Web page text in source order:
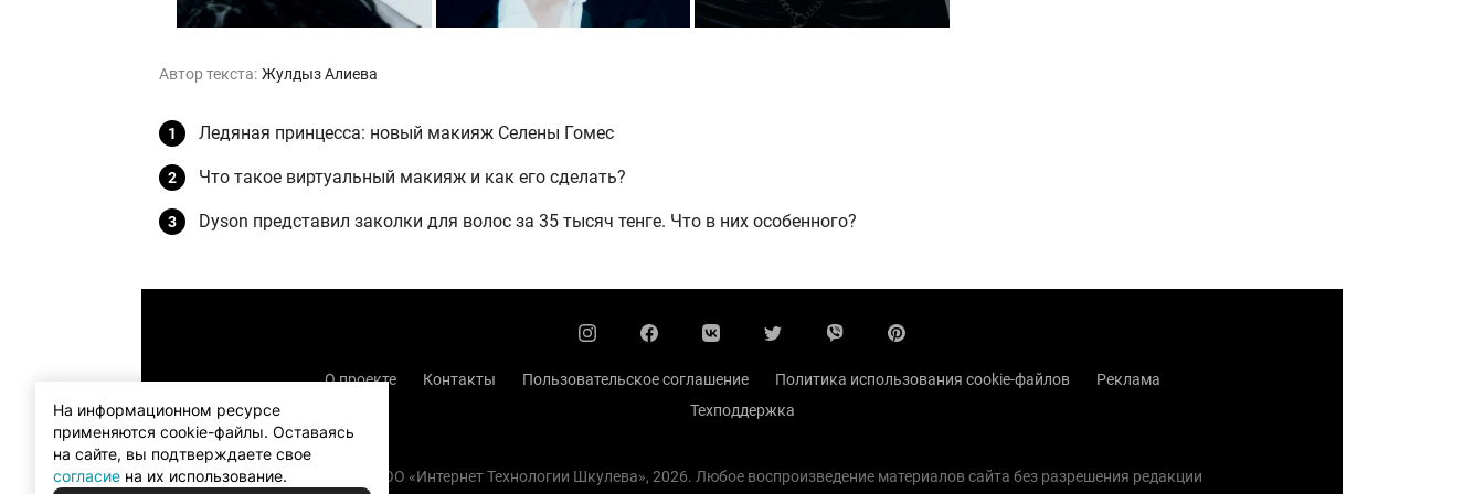
Автор текста: Жулдыз Алиева
Ледяная принцесса: новый макияж Селены Гомес
Что такое виртуальный макияж и как его сделать?
Dyson представил заколки для волос за 35 тысяч тенге. Что в них особенного?
О проекте Контакты Пользовательское соглашение Политика использования cookie-файлов
Реклама
Техподдержка
Copyright (с) TOO «Интернет Технологии Шкулева», 2026. Любое воспроизведение материалов сайта без разрешения редакции
На информационном ресурсе
применяются cookie-файлы. Оставаясь
на сайте, вы подтверждаете свое
согласие на их использование.